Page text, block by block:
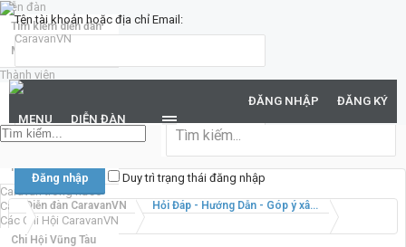
Diễn đàn
Tìm kiếm diễn đàn
Mới nhất
Thành viên
Notable Members
Đang trực tuyến
Hoạt động gần đây
New Profile Posts
Caravan trong nước
Caravan quốc tế
Các Chi Hội CaravanVN
Chi Hội Vũng Tàu
Tên tài khoản hoặc địa chỉ Email:
Mật khẩu:
Bạn đã quên mật khẩu?
Duy trì trạng thái đăng nhập
MENU DIỄN ĐÀN
ĐĂNG NHẬP ĐĂNG KÝ
Diễn đàn CaravanVN Hỏi Đáp - Hướng Dẫn - Góp ý xây dựng CaravanVN